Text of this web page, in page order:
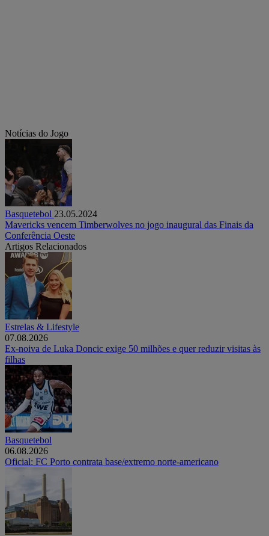
Notícias do Jogo
Basquetebol 23.05.2024
Mavericks vencem Timberwolves no jogo inaugural das Finais da
Conferência Oeste
Artigos Relacionados
Estrelas & Lifestyle
07.08.2026
Ex-noiva de Luka Doncic exige 50 milhões e quer reduzir visitas às
filhas
Basquetebol
06.08.2026
Oficial: FC Porto contrata base/extremo norte-americano